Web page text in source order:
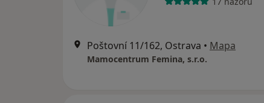
Poštovní 11/162, Ostrava • Mapa
Mamocentrum Femina, s.r.o.